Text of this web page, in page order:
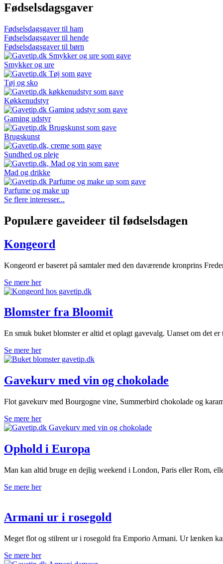
Fødselsdagsgaver
Fødselsdagsgaver til ham
Fødselsdagsgaver til hende
Fødselsdagsgaver til børn
Smykker og ure
Tøj og sko
Køkkenudstyr
Gaming udstyr
Brugskunst
Sundhed og pleje
Mad og drikke
Parfume og make up
Se flere interesser...
Populære gaveideer til fødselsdagen
Kongeord
Kongeord er baseret på samtaler med den daværende kronprins
Se mere her
Blomster fra Bloomit
En smuk buket blomster er altid et oplagt gavevalg. Uanset om det
Se mere her
Gavekurv med vin og chokolade
Flot gavekurv med Bourgogne vine, Summerbird chokolade og
Se mere her
Ophold i Europa
Man kan altid bruge en dejlig weekend i London, Paris eller Rom,
Se mere her
Armani ur i rosegold
Meget flot og stilrent ur i rosegold fra Emporio Armani. Ur lænken
Se mere her